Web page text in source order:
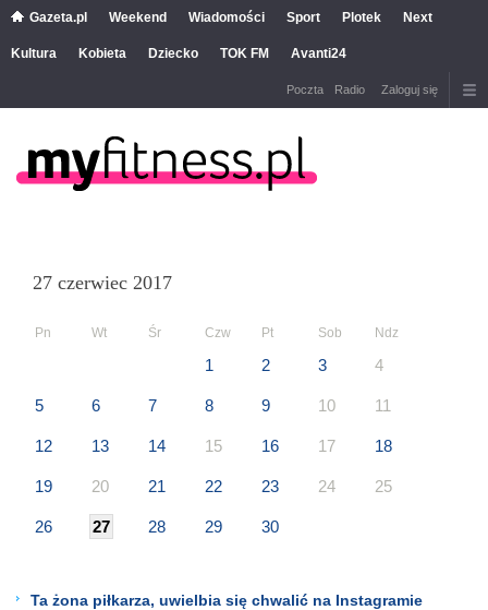
Gazeta.pl Weekend Wiadomości Sport Plotek Next
Kultura Kobieta Dziecko TOK FM Avanti24
Poczta Radio Zaloguj się
27 czerwiec 2017
Pn Wt Śr Czw Pt Sob Ndz
1 2 3 4
5 6 7 8 9 10 11
12 13 14 15 16 17 18
19 20 21 22 23 24 25
26 27 28 29 30
Ta żona piłkarza, uwielbia się chwalić na Instagramie